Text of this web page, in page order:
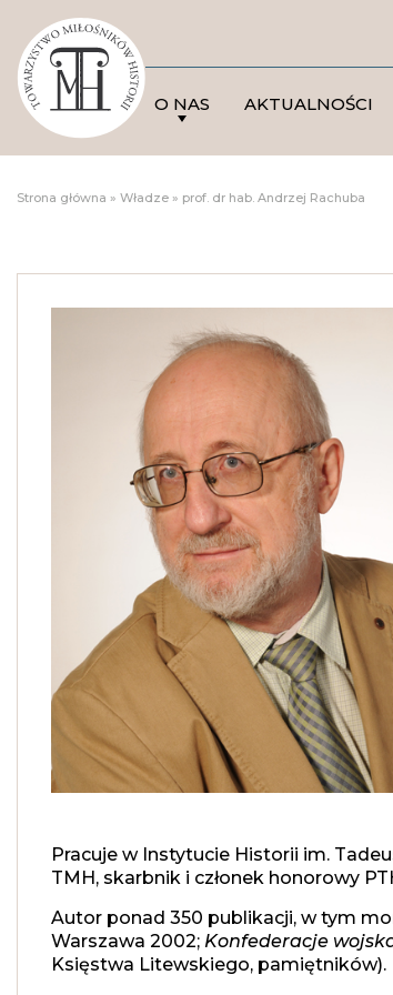
O NAS AKTUALNOŚCI
Strona główna » Władze » prof. dr hab. Andrzej Rachuba
Pracuje w Instytucie Historii im.
TMH, skarbnik i członek honorowy
Autor ponad 350 publikacji, w tym
Warszawa 2002; Konfederacje
Księstwa Litewskiego, pamiętników).